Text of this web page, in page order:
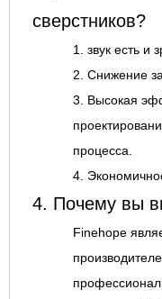
сверстников?
1. звук есть и
2. Снижение
3. Высокая
процесса.
4.
4. Почему вы
Finehope